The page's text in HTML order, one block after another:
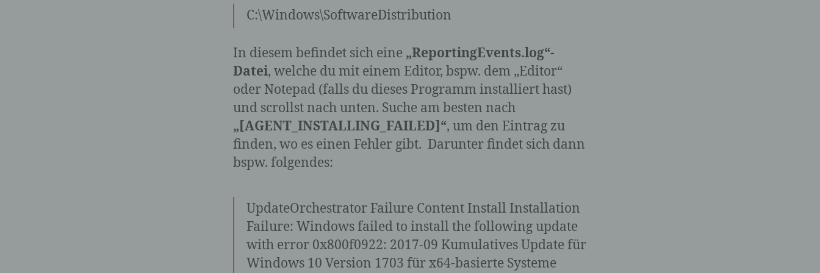
C:\Windows\SoftwareDistribution
In diesem befindet sich eine „ReportingEvents.log“-
Datei, welche du mit einem Editor, bspw. dem „Editor“
oder Notepad (falls du dieses Programm installiert hast)
und scrollst nach unten. Suche am besten nach
„[AGENT_INSTALLING_FAILED]“, um den Eintrag zu
finden, wo es einen Fehler gibt. Darunter findet sich dann
bspw. folgendes:
UpdateOrchestrator Failure Content Install Installation
Failure: Windows failed to install the following update
with error 0x800f0922: 2017-09 Kumulatives Update für
Windows 10 Version 1703 für x64-basierte Systeme
Verknüpfung, die Einschränkung, das Löschen oder die
d) Einschränkung der Verarbeitung
Einschränkung der Verarbeitung ist die Markierung
gespeicherter personenbezogener Daten mit dem Ziel, ihre
künftige Verarbeitung einzuschränken.
Profiling ist jede Art der automatisierten Verarbeitung
personenbezogener Daten, die darin besteht, dass diese
personenbezogenen Daten verwendet werden, um bestimmte
persönliche Aspekte, die sich auf eine natürliche Person
beziehen, zu bewerten, insbesondere, um Aspekte bezüglich